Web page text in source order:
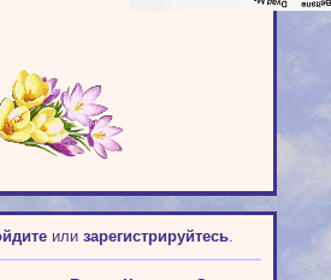
или зарегистрируйтесь.